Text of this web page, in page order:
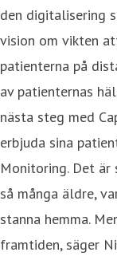
den digitalisering
vision om vikten
patienterna på
av patienternas
nästa steg med
erbjuda sina
Monitoring. Det
så många äldre,
stanna hemma.
framtiden, säger